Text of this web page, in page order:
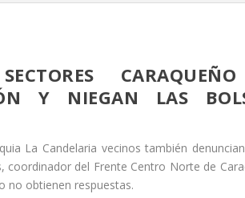
Y NIEGAN LAS
La Candelaria vecinos también
coordinador del Frente Centro Norte de
no obtienen respuestas.